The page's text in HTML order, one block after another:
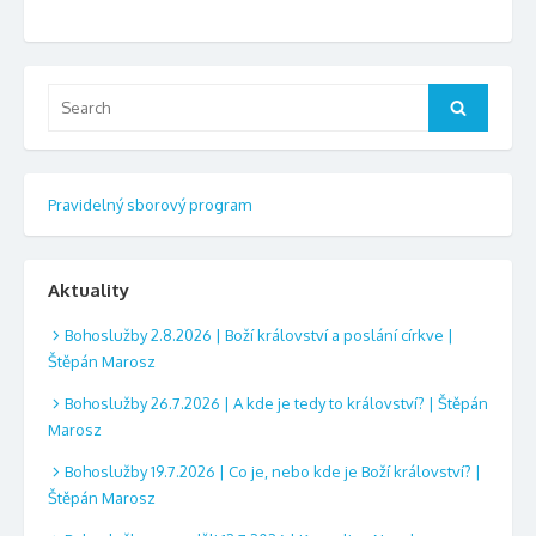
Search
Pravidelný sborový program
Aktuality
Bohoslužby 2.8.2026 | Boží království a poslání církve |
Štěpán Marosz
Bohoslužby 26.7.2026 | A kde je tedy to království? | Štěpán
Marosz
Bohoslužby 19.7.2026 | Co je, nebo kde je Boží království? |
Štěpán Marosz